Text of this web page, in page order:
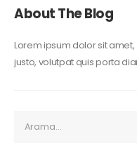
About The Blog
Lorem ipsum dolor sit
justo, volutpat quis porta